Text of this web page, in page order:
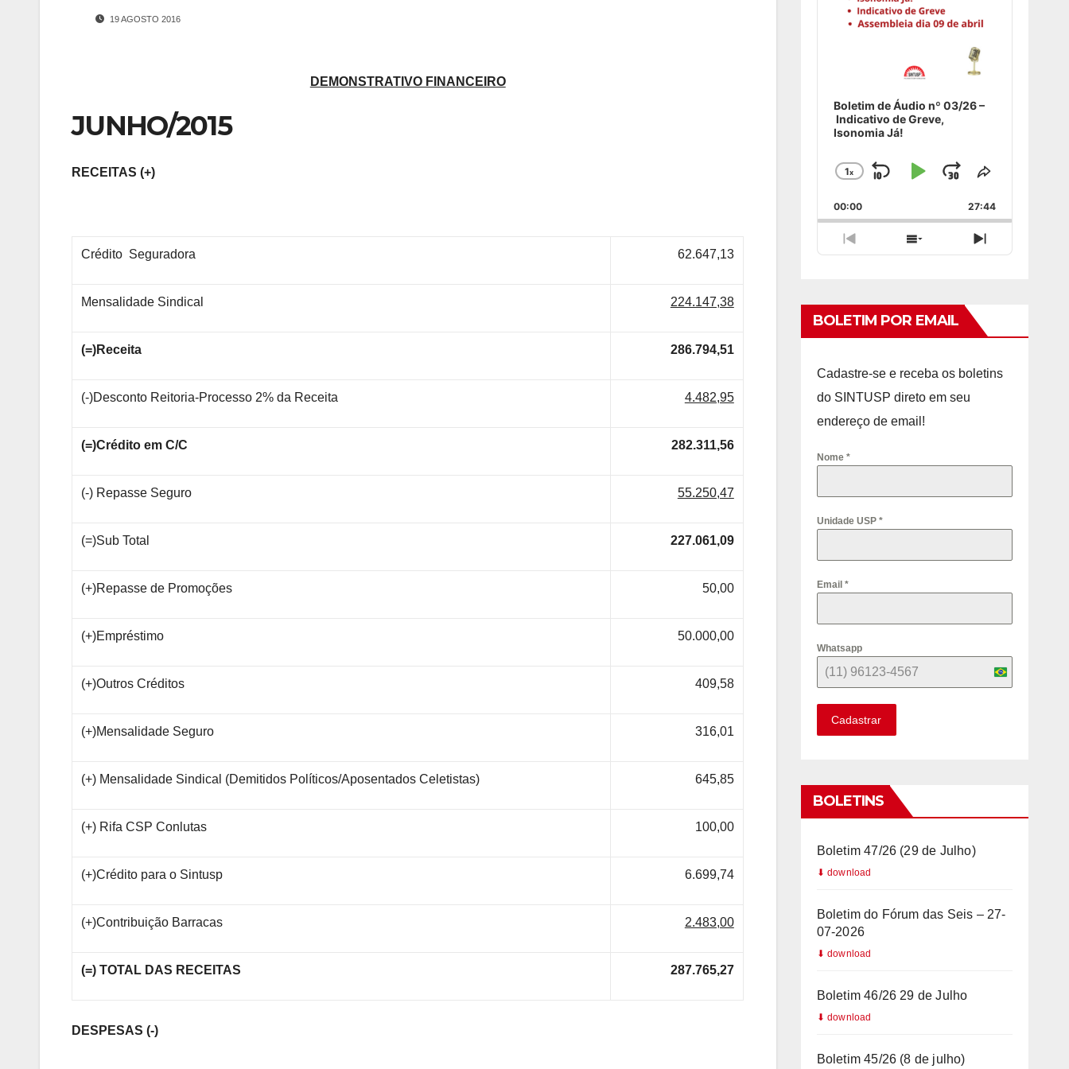
19 AGOSTO 2016
DEMONSTRATIVO FINANCEIRO
JUNHO/2015
RECEITAS (+)
Crédito Seguradora 62.647,13
Mensalidade Sindical 224.147,38
(=)Receita 286.794,51
(-)Desconto Reitoria-Processo 2% da Receita 4.482,95
(=)Crédito em C/C 282.311,56
(-) Repasse Seguro 55.250,47
(=)Sub Total 227.061,09
(+)Repasse de Promoções 50,00
(+)Empréstimo 50.000,00
(+)Outros Créditos 409,58
(+)Mensalidade Seguro 316,01
(+) Mensalidade Sindical (Demitidos Políticos/Aposentados Celetistas) 645,85
(+) Rifa CSP Conlutas 100,00
(+)Crédito para o Sintusp 6.699,74
(+)Contribuição Barracas 2.483,00
(=) TOTAL DAS RECEITAS 287.765,27
DESPESAS (-)
Boletim de Áudio nº 03/26 –
Indicativo de Greve,
Isonomia Já!
Change
Rate
1x
Skip
Backward
Play
Pause
Jump
Forward
Share
Episode
00:00 27:44
Previous
Episode
Show
Episodes
Next
Episode
BOLETIM POR EMAIL
Cadastre-se e receba os boletins
do SINTUSP direto em seu
endereço de email!
Nome *
Unidade USP *
Email *
Whatsapp
B
+
Cadastrar
BOLETINS
Boletim 47/26 (29 de Julho)
Boletim do Fórum das Seis – 27-
07-2026
Boletim 46/26 29 de Julho
Boletim 45/26 (8 de julho)